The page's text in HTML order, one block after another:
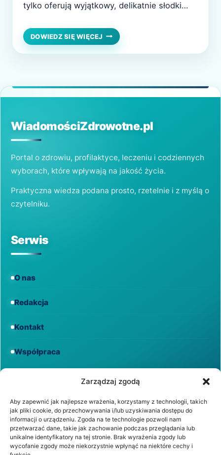
Zarządzaj zgodą
Aby zapewnić jak najlepsze wrażenia, korzystamy z technologii, takich
jak pliki cookie, do przechowywania i/lub uzyskiwania dostępu do
informacji o urządzeniu. Zgoda na te technologie pozwoli nam
przetwarzać dane, takie jak zachowanie podczas przeglądania lub
unikalne identyfikatory na tej stronie. Brak wyrażenia zgody lub
wycofanie zgody może niekorzystnie wpłynąć na niektóre cechy i
tylko oferują wyjątkowy, delikatnie słodki
źródłem wielu wartości odżywczych.
Wartości odżywcze orzechów nerkowca
witaminę E, magnez, żelazo, cynk, a także
DOWIEDZ SIĘ WIĘCEJ ORZECHY
NERKOWCA:
SMAK
WiadomościZdrowotne.pl
Portal o zdrowiu, profilaktyce, leczeniu i codziennych
wyborach, które wpływają na jakość życia.
Praktyczna wiedza podana prosto, rzetelnie i z myślą o
czytelniku.
Serwis
O nas
Redakcja
Kontakt
Współpraca
Regulamin
Polityka prywatności